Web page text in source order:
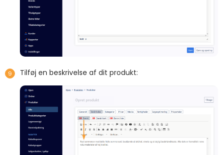
Tilføj en beskrivelse af dit produkt: